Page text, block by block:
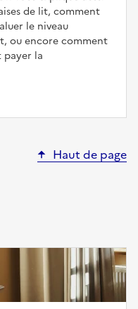
de lit, comment
le niveau
ou encore comment
payer la
Haut de page